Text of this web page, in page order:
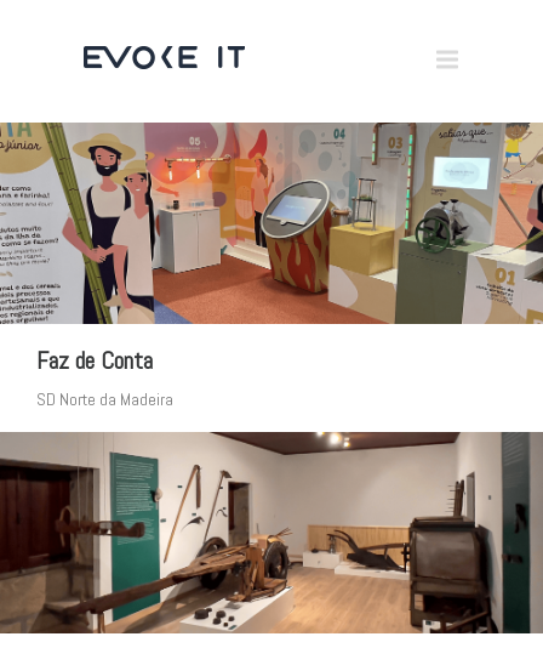
×
Museums
Brand Activation
Corporate
All
Faz de Conta
SD Norte da Madeira